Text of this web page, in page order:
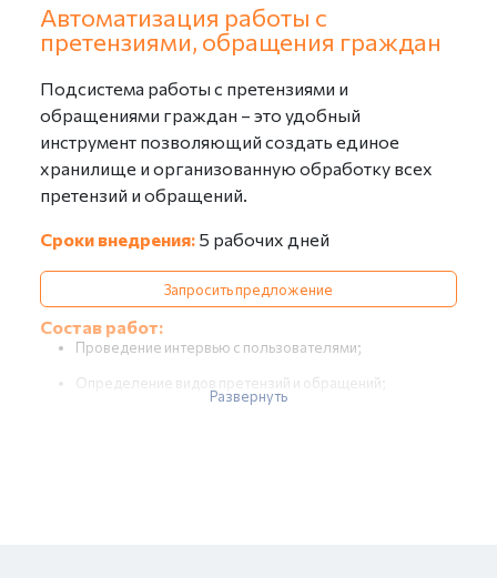
Автоматизация работы с
претензиями, обращения граждан
Подсистема работы с претензиями и
обращениями граждан – это удобный
инструмент позволяющий создать единое
хранилище и организованную обработку всех
претензий и обращений.
Сроки внедрения: 5 рабочих дней
Запросить предложение
Состав работ:
Проведение интервью с пользователями;
Определение видов претензий и обращений;
Развернуть